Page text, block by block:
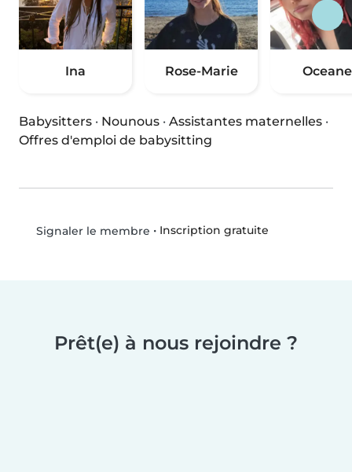
Ina Rose-Marie Oceane
Babysitters · Nounous · Assistantes maternelles ·
Offres d'emploi de babysitting
Signaler le membre • Inscription gratuite
Prêt(e) à nous rejoindre ?